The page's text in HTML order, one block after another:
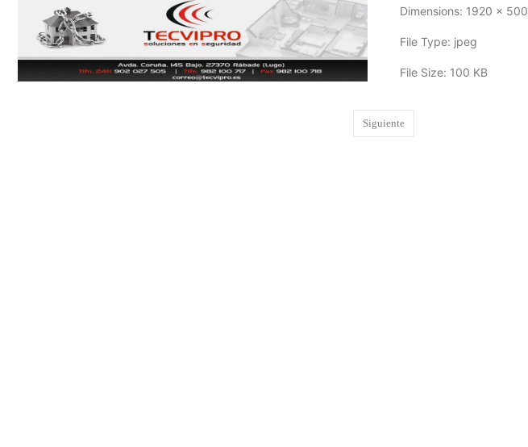
Dimensions: 1920 x 500
File Type: jpeg
File Size: 100 KB
Siguiente